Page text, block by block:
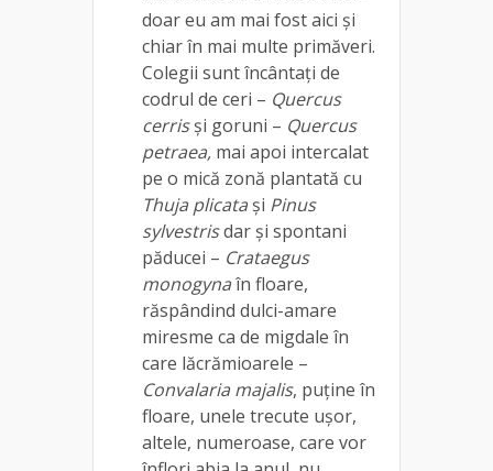
doar eu am mai fost aici și
chiar în mai multe primăveri.
Colegii sunt încântați de
codrul de ceri – Quercus
cerrisși goruni – Quercus
petraea, mai apoi intercalat
pe o mică zonă plantată cu
Thuja plicata și Pinus
sylvestrisdar și spontani
păducei – Crataegus
monogynaîn floare,
răspândind dulci-amare
miresme ca de migdale în
care lăcrămioarele –
Convalaria majalis, puține în
floare, unele trecute ușor,
altele, numeroase, care vor